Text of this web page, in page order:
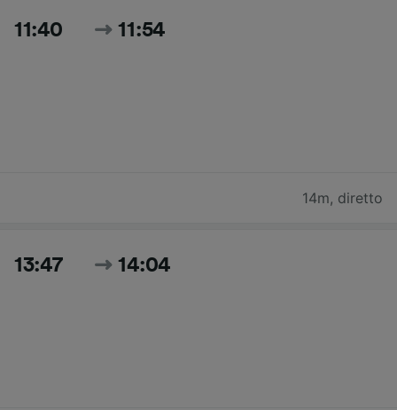
11:40 11:54
14m, diretto
13:47 14:04